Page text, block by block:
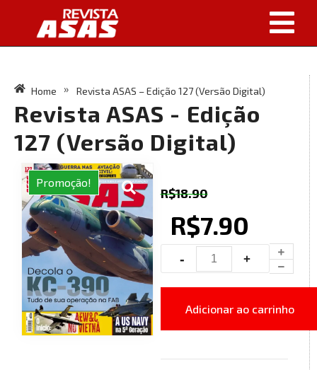
Home » Revista ASAS – Edição 127 (Versão Digital)
Revista ASAS - Edição
127 (Versão Digital)
Promoção!
R$18.90
R$7.90
Adicionar ao carrinho